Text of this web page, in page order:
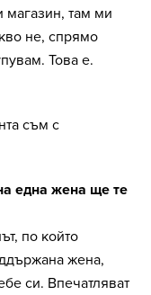
магазин, там ми
не, спрямо
Това е.
съм с
една жена ще те
по който
жена,
си. Впечатляват